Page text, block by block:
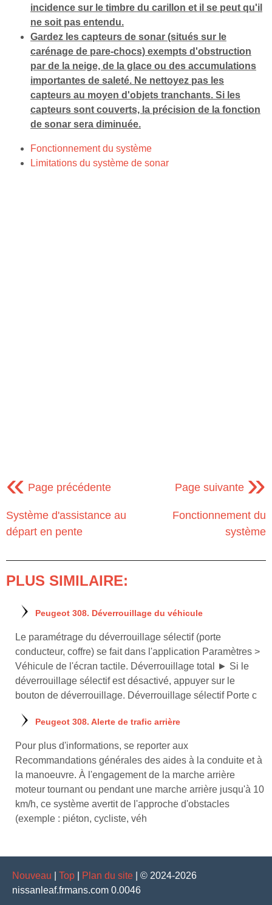
incidence sur le timbre du carillon et il se peut qu'il
ne soit pas entendu.
Gardez les capteurs de sonar (situés sur le
carénage de pare-chocs) exempts d'obstruction
par de la neige, de la glace ou des accumulations
importantes de saleté. Ne nettoyez pas les
capteurs au moyen d'objets tranchants. Si les
capteurs sont couverts, la précision de la fonction
de sonar sera diminuée.
Fonctionnement du système
Limitations du système de sonar
« Page précédente
Système d'assistance au
départ en pente
Page suivante »
Fonctionnement du
système
PLUS SIMILAIRE:
Peugeot 308. Déverrouillage du véhicule
Le paramétrage du déverrouillage sélectif (porte
conducteur, coffre) se fait dans l'application Paramètres >
Véhicule de l'écran tactile. Déverrouillage total ► Si le
déverrouillage sélectif est désactivé, appuyer sur le
bouton de déverrouillage. Déverrouillage sélectif Porte c
Peugeot 308. Alerte de trafic arrière
Pour plus d'informations, se reporter aux
Recommandations générales des aides à la conduite et à
la manoeuvre. À l'engagement de la marche arrière
moteur tournant ou pendant une marche arrière jusqu'à 10
km/h, ce système avertit de l'approche d'obstacles
(exemple : piéton, cycliste, véh
Nouveau Top Plan du site | © 2024-2026
nissanleaf.frmans.com 0.0046